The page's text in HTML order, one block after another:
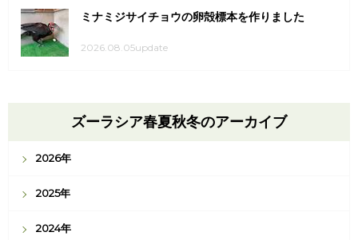
ミナミジサイチョウの卵殻標本を作りました
2026.08.05update
ズーラシア春夏秋冬のアーカイブ
2026年
2025年
2024年